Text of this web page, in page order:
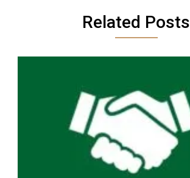
Related Posts